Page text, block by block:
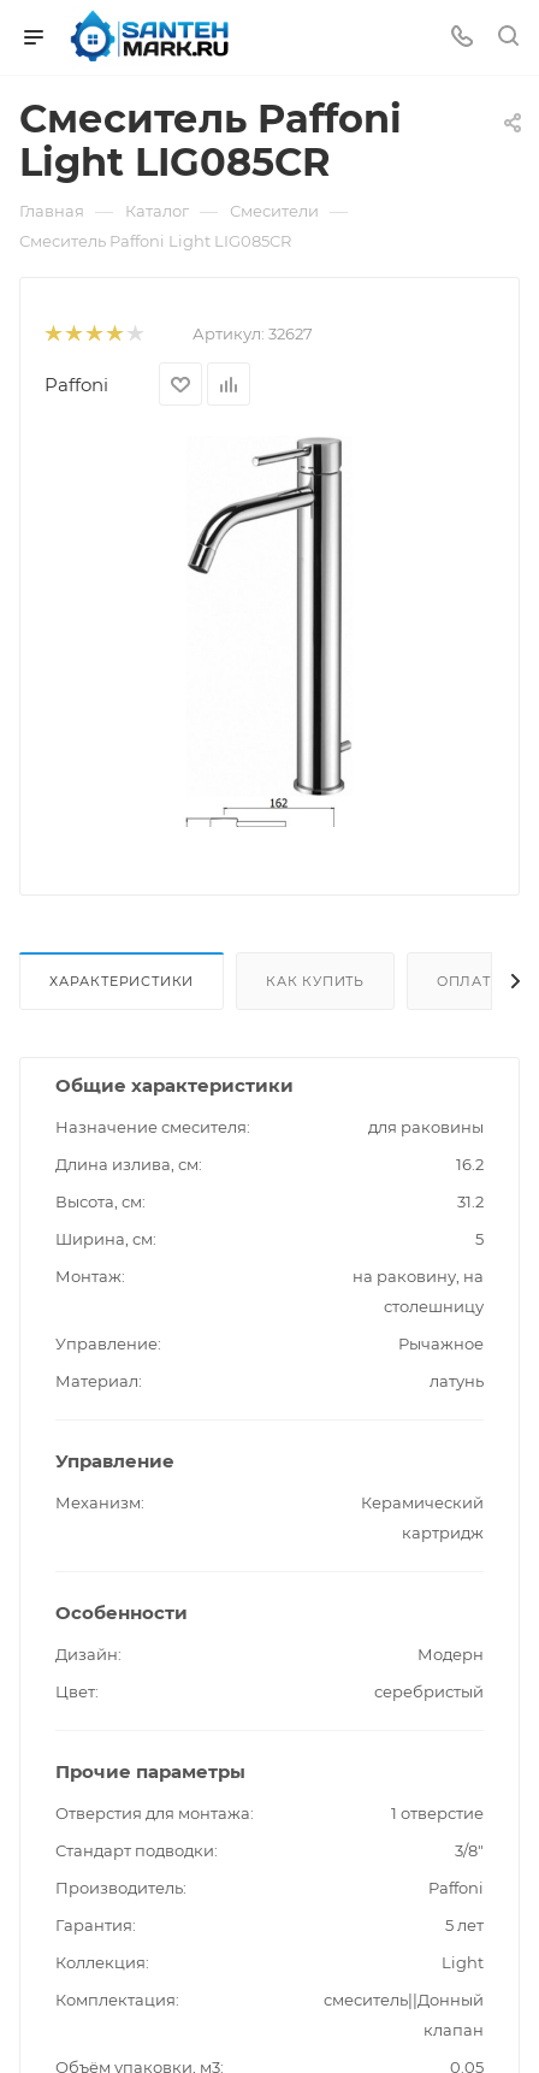
Смеситель Paffoni
Light LIG085CR
Главная — Каталог — Смесители —
Смеситель Paffoni Light LIG085CR
Артикул: 32627
Paffoni
ХАРАКТЕРИСТИКИ КАК КУПИТЬ ОПЛАТА
Общие характеристики
Назначение смесителя
для раковины
Длина излива, см
16.2
Высота, см
31.2
Ширина, см
5
Монтаж
на раковину, на
столешницу
Управление
Рычажное
Материал
латунь
Управление
Механизм
Керамический
картридж
Особенности
Дизайн
Модерн
Цвет
серебристый
Прочие параметры
Отверстия для монтажа
1 отверстие
Стандарт подводки
3/8"
Производитель
Paffoni
Гарантия
5 лет
Коллекция
Light
Комплектация
смеситель||Донный
клапан
Объём упаковки, м3
0.05